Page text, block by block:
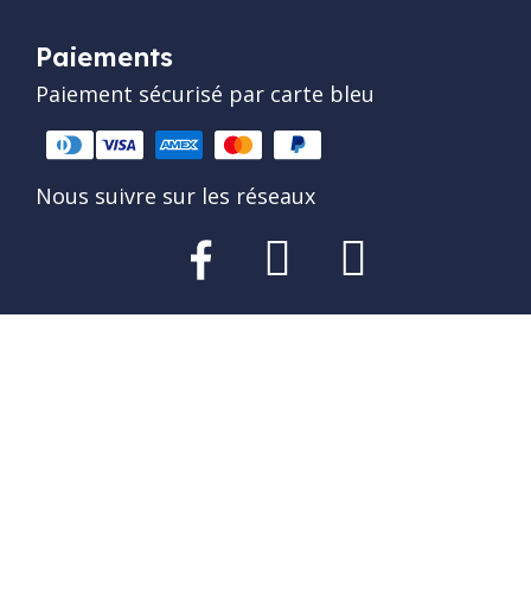
Paiements
Paiement sécurisé par carte bleu
Nous suivre sur les réseaux